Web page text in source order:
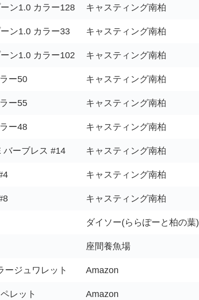
ン1.0 カラー128 キャスティング南柏
ン1.0 カラー33 キャスティング南柏
ン1.0 カラー102 キャスティング南柏
ー50 キャスティング南柏
ー55 キャスティング南柏
ー48 キャスティング南柏
バーブレス #14 キャスティング南柏
キャスティング南柏
キャスティング南柏
ダイソー(ららぽーと柏の葉)
座間養魚場
ージュワレット Amazon
レット Amazon